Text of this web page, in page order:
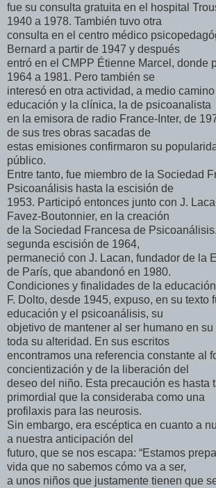
fue su consulta gratuita en el hospital
1940 a 1978. También tuvo otra
consulta en el centro médico
Bernard a partir de 1947 y después
entró en el CMPP Étienne Marcel, donde
1964 a 1981. Pero también se
interesó en otra actividad, a medio
educación y la clínica, la de psicoanalista
en la emisora de radio France-Inter, de
de sus tres obras sacadas de
estas emisiones confirmaron su
público.
Entre tanto, fue miembro de la Sociedad
Psicoanálisis hasta la escisión de
1953. Participó entonces junto con J.
Favez-Boutonnier, en la creación
de la Sociedad Francesa de
segunda escisión de 1964,
permaneció con J. Lacan, fundador de la
de París, que abandonó en 1980.
Condiciones y finalidades de la educación
F. Dolto, desde 1945, expuso, en su texto
educación y el psicoanálisis, su
objetivo de mantener al ser humano en
toda su alteridad. En sus escritos
encontramos una referencia constante al
concientización y de la liberación del
deseo del niño. Esta precaución es hasta
primordial que la consideraba como una
profilaxis para las neurosis.
Sin embargo, era escéptica en cuanto a
a nuestra anticipación del
futuro, que se nos escapa: “Estamos
vida que no sabemos cómo va a ser,
a unos niños que justamente tienen que